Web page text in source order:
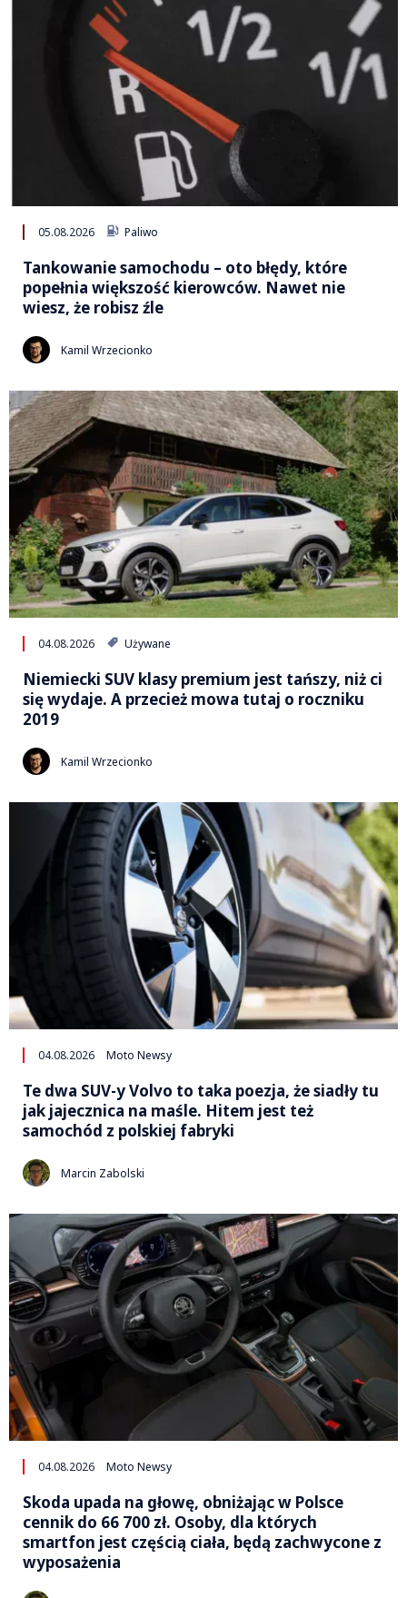
05.08.2026 Paliwo
Tankowanie samochodu – oto błędy, które
popełnia większość kierowców. Nawet nie
wiesz, że robisz źle
Kamil Wrzecionko
04.08.2026 Używane
Niemiecki SUV klasy premium jest tańszy, niż ci
się wydaje. A przecież mowa tutaj o roczniku
2019
Kamil Wrzecionko
04.08.2026 Moto Newsy
Te dwa SUV-y Volvo to taka poezja, że siadły tu
jak jajecznica na maśle. Hitem jest też
samochód z polskiej fabryki
Marcin Zabolski
04.08.2026 Moto Newsy
Skoda upada na głowę, obniżając w Polsce
cennik do 66 700 zł. Osoby, dla których
smartfon jest częścią ciała, będą zachwycone z
wyposażenia